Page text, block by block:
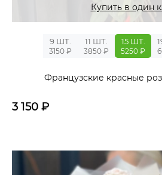
Купить в один
9 ШТ.
3150 ₽
11 ШТ.
3850 ₽
15 ШТ.
5250 ₽
Французские красные
3 150 ₽